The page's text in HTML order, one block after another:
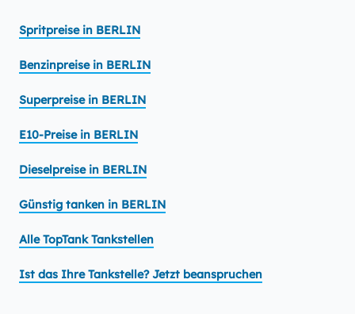
Spritpreise in BERLIN
Benzinpreise in BERLIN
Superpreise in BERLIN
E10-Preise in BERLIN
Dieselpreise in BERLIN
Günstig tanken in BERLIN
Alle TopTank Tankstellen
Ist das Ihre Tankstelle? Jetzt beanspruchen